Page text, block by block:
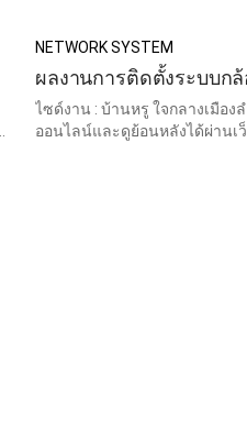
NETWORK SYSTEM
ผลงานการติดตั้งระบบก
ไซด์งาน : บ้านหรู ใจกลางเมือ
ออนไลน์และดูย้อนหลังได้ผ่านเว็บไซต์และแอพลิเคชั่น ห